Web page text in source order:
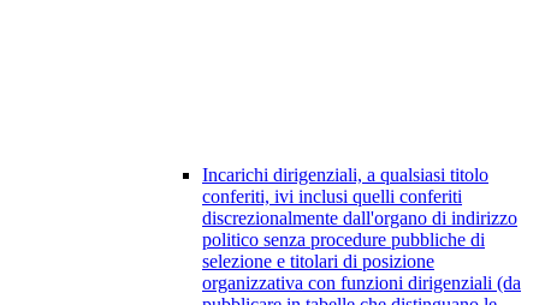
Incarichi dirigenziali, a qualsiasi titolo
conferiti, ivi inclusi quelli conferiti
discrezionalmente dall'organo di indirizzo
politico senza procedure pubbliche di
selezione e titolari di posizione
organizzativa con funzioni dirigenziali (da